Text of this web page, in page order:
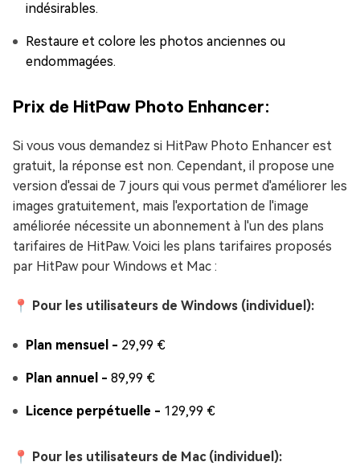
indésirables.
Restaure et colore les photos anciennes ou
endommagées.
Prix de HitPaw Photo Enhancer:
Si vous vous demandez si HitPaw Photo Enhancer est
gratuit, la réponse est non. Cependant, il propose une
version d'essai de 7 jours qui vous permet d'améliorer les
images gratuitement, mais l'exportation de l'image
améliorée nécessite un abonnement à l'un des plans
tarifaires de HitPaw. Voici les plans tarifaires proposés
par HitPaw pour Windows et Mac :
📍 Pour les utilisateurs de Windows (individuel):
Plan mensuel - 29,99 €
Plan annuel - 89,99 €
Licence perpétuelle - 129,99 €
📍 Pour les utilisateurs de Mac (individuel):